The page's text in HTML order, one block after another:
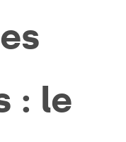
: le